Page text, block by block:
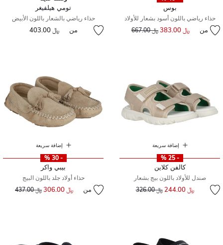
بوس
حذاء رياضي باللون أسود بشعار للأولاد
من ﷼ 383.00 سعر مخفض من﷼ 667.00
تومي هيلفيغر
حذاء رياضي بالشعار باللون الأبيض
من ﷼ 403.00
إضافة سريعة
- 25 %
كالفن كلاين
صندل للأولاد باللون بيج بشعار
﷼ 244.00 سعر مخفض من﷼ 326.00
إضافة سريعة
- 30 %
بيبي واكر
حذاء أولاد جلد باللون البيج
من ﷼ 306.00 سعر مخفض من
﷼ 437.00 إلى